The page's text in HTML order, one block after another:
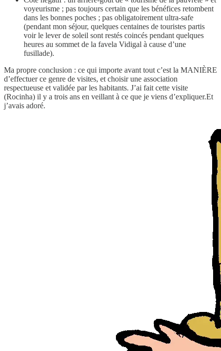
voyeurisme ; pas toujours certain que les bénéfices retombent
dans les bonnes poches ; pas obligatoirement ultra-safe
(pendant mon séjour, quelques centaines de touristes partis
voir le lever de soleil sont restés coincés pendant quelques
heures au sommet de la favela Vidigal à cause d’une
fusillade).
Ma propre conclusion : ce qui importe avant tout c’est la MANIÈRE
d’effectuer ce genre de visites, et choisir une association
respectueuse et validée par les habitants. J’ai fait cette visite
(Rocinha) il y a trois ans en veillant à ce que je viens d’expliquer.Et
j’avais adoré.